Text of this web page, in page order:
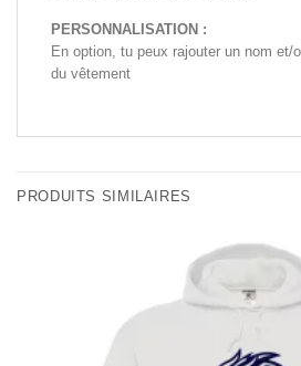
PERSONNALISATION :
En option, tu peux rajouter un nom et/
du vêtement
PRODUITS SIMILAIRES